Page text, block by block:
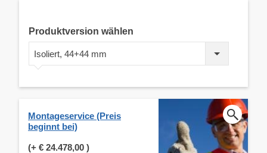
Produktversion wählen
Isoliert, 44+44 mm
Montageservice (Preis
beginnt bei)
(+ € 24.478,00 )